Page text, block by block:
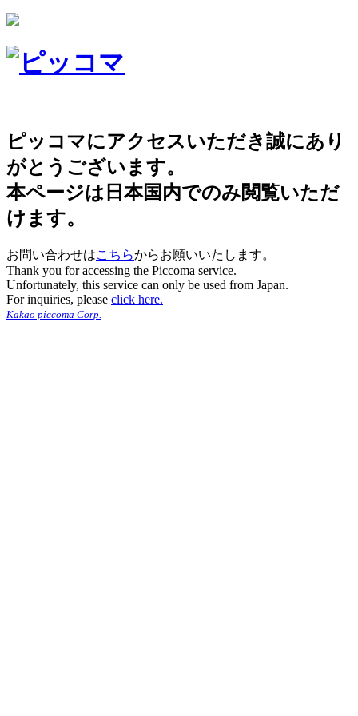
ピッコマにアクセスいただき誠にあり
がとうございます。
本ページは日本国内でのみ閲覧いただ
けます。
お問い合わせはこちらからお願いいたします。
Thank you for accessing the Piccoma service.
Unfortunately, this service can only be used from Japan.
For inquiries, please click here.
Kakao piccoma Corp.